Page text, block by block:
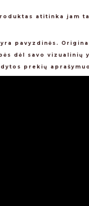
atitinka jam
pavyzdinės.
dėl savo
prekių